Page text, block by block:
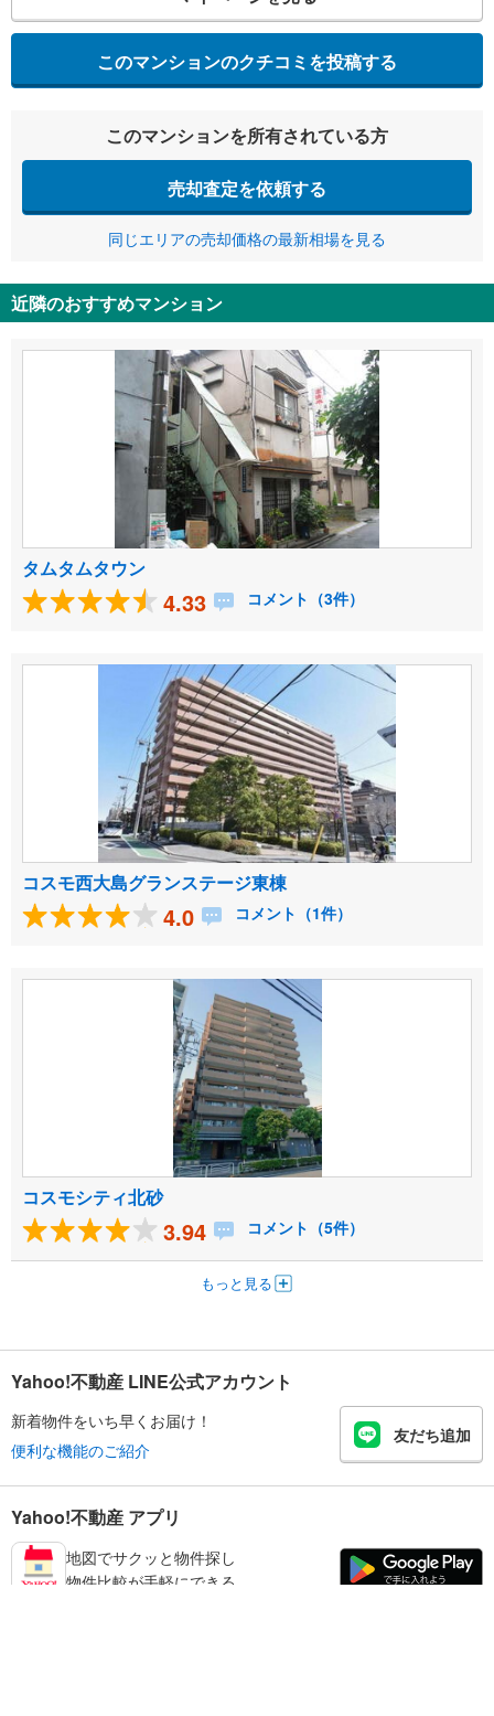
このマンションのクチコミを投稿する
このマンションを所有されている方
売却査定を依頼する
同じエリアの売却価格の最新相場を見る
近隣のおすすめマンション
タムタムタウン
4.33 コメント（3件）
コスモ西大島グランステージ東棟
4.0 コメント（1件）
コスモシティ北砂
3.94 コメント（5件）
もっと見る
Yahoo!不動産 LINE公式アカウント
新着物件をいち早くお届け！
便利な機能のご紹介
友だち追加
Yahoo!不動産 アプリ
地図でサクッと物件探し
物件比較が手軽にできる